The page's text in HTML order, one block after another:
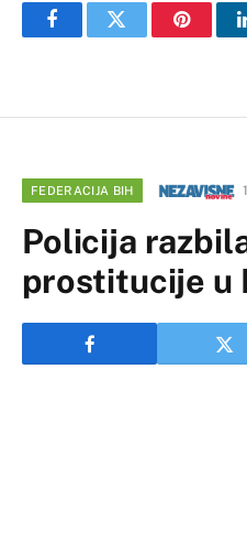
FacebookTwitter
FEDERACIJA BIH
Policija
prostitucije u